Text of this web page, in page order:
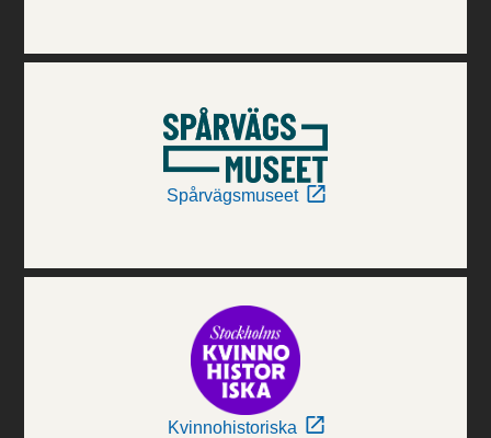
Spårvägsmuseet
Kvinnohistoriska